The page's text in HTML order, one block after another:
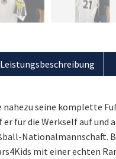
seine komplette
er für die Werkself auf
Nationalmannschaft.
mit einer echten
Leistungsbeschreibung